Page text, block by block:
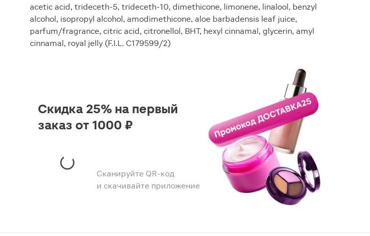
acetic acid, trideceth-5, trideceth-10, dimethicone, limonene, linalool, benzyl
alcohol, isopropyl alcohol, amodimethicone, aloe barbadensis leaf juice,
parfum/fragrance, citric acid, citronellol, BHT, hexyl cinnamal, glycerin, amyl
cinnamal, royal jelly (F.I.L. C179599/2)
Сканируйте QR-код
и скачивайте приложение
Скидка 25% на первый
заказ от 1000 ₽